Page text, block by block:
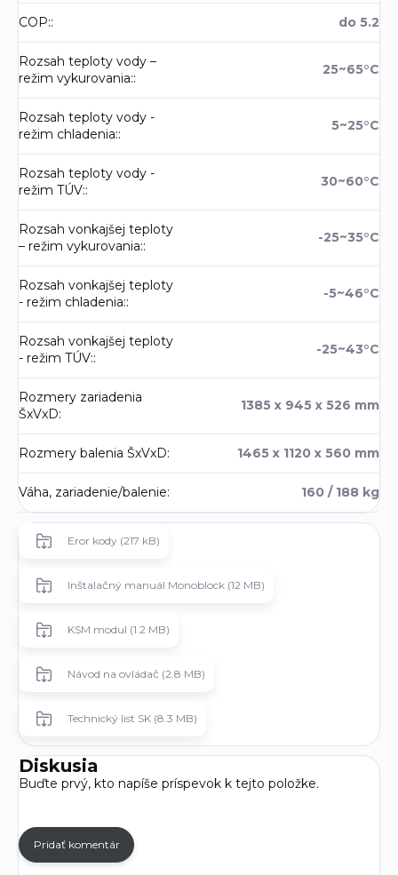
COP:: do 5.2
Rozsah teploty vody –
režim vykurovania::
25~65°C
Rozsah teploty vody -
režim chladenia::
5~25°C
Rozsah teploty vody -
režim TÚV::
30~60°C
Rozsah vonkajšej teploty
– režim vykurovania::
-25~35°C
Rozsah vonkajšej teploty
- režim chladenia::
-5~46°C
Rozsah vonkajšej teploty
- režim TÚV::
-25~43°C
Rozmery zariadenia
ŠxVxD:
1385 x 945 x 526 mm
Rozmery balenia ŠxVxD: 1465 x 1120 x 560 mm
Váha, zariadenie/balenie: 160 / 188 kg
Eror kody (217 kB)
Inštalačný manuál Monoblock (12 MB)
KSM modul (1.2 MB)
Návod na ovládač (2.8 MB)
Technický list SK (8.3 MB)
Diskusia
Buďte prvý, kto napíše príspevok k tejto položke.
Pridať komentár